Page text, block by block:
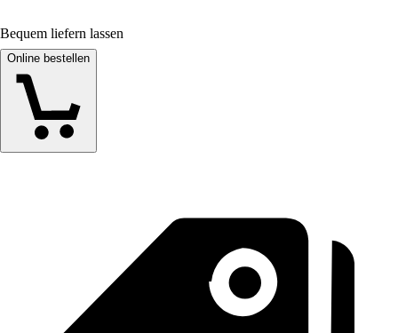
Bequem liefern lassen
Online bestellen